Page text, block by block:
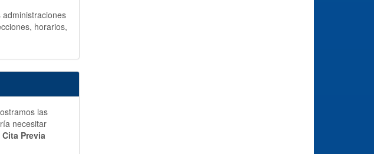
horarios,
las
necesitar
Cita Previa